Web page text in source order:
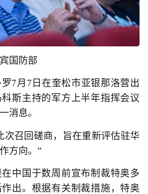
国防部
7月7日在奎松市亚银那洛营出
斯主持的军方上半年指挥会议
消息。
次召回磋商，旨在重新评估驻华
方向。”
中国于数周前宣布制裁特奥多
出。根据有关制裁措施，特奥